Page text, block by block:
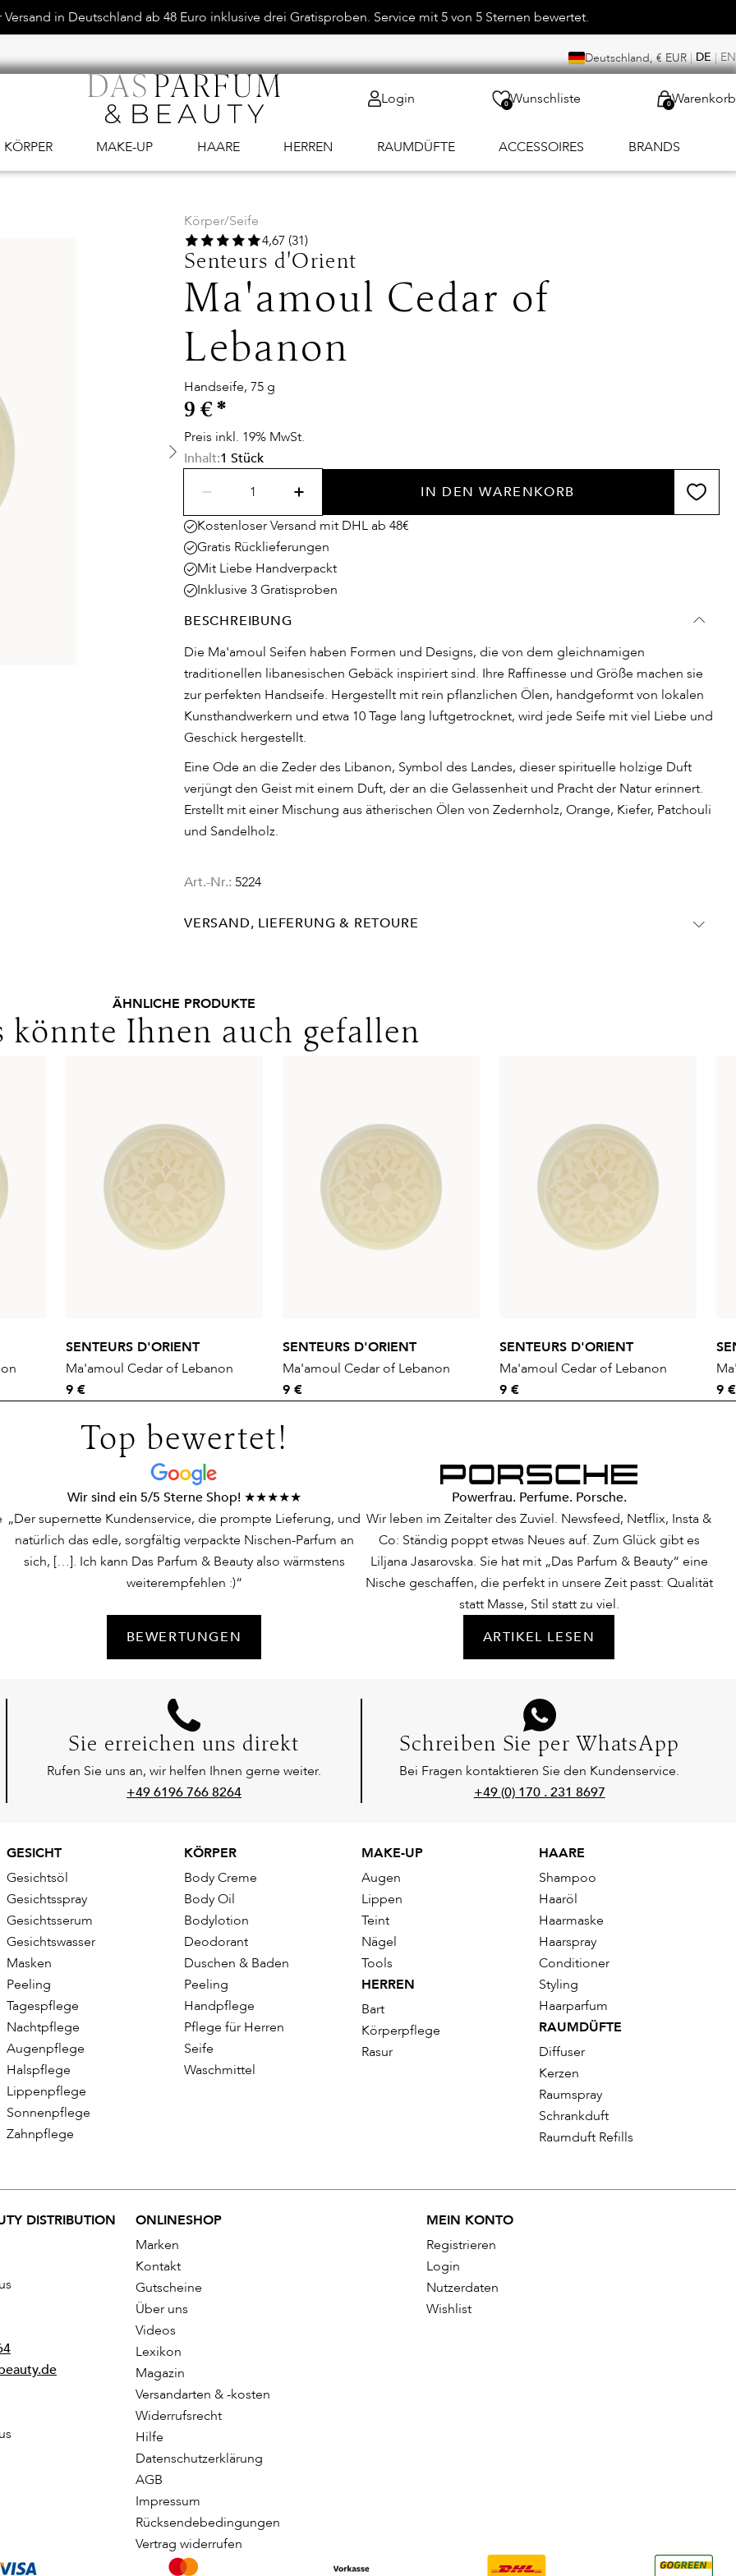
in Deutschland ab 48 Euro inklusive drei Gratisproben. Service mit 5 von 5 Sternen bewertet.
Deutschland, € EUR | DE | EN
Login 0Wunschliste 0Warenkorb
KÖRPER MAKE-UP HAARE HERREN RAUMDÜFTE ACCESSOIRES BRANDS
Körper/Seife
4,67 (31)
Senteurs d'Orient
Ma'amoul Cedar of
Lebanon
Handseife, 75 g
9 € *
Preis inkl. 19% MwSt.
Inhalt:1 Stück
IN DEN WARENKORB
Kostenloser Versand mit DHL ab 48€
Gratis Rücklieferungen
Mit Liebe Handverpackt
Inklusive 3 Gratisproben
BESCHREIBUNG
Die Ma'amoul Seifen haben Formen und Designs, die von dem gleichnamigen
traditionellen libanesischen Gebäck inspiriert sind. Ihre Raffinesse und Größe machen sie
zur perfekten Handseife. Hergestellt mit rein pflanzlichen Ölen, handgeformt von lokalen
Kunsthandwerkern und etwa 10 Tage lang luftgetrocknet, wird jede Seife mit viel Liebe und
Geschick hergestellt.
Eine Ode an die Zeder des Libanon, Symbol des Landes, dieser spirituelle holzige Duft
verjüngt den Geist mit einem Duft, der an die Gelassenheit und Pracht der Natur erinnert.
Erstellt mit einer Mischung aus ätherischen Ölen von Zedernholz, Orange, Kiefer, Patchouli
und Sandelholz.
Art.-Nr.: 5224
VERSAND, LIEFERUNG & RETOURE
Lieferzeit:2-4 Werktage
Kosten:Kostenlos ab 48€ Warenwert Kosten:
ÄHNLICHE PRODUKTE
könnte Ihnen auch gefallen
SENTEURS D'ORIENT
Ma'amoul Cedar of Lebanon
9 €
SENTEURS D'ORIENT
Ma'amoul Cedar of Lebanon
9 €
SENTEURS D'ORIENT
Ma'amoul Cedar of Lebanon
9 €
9 €
Top bewertet!
Wir sind ein 5/5 Sterne Shop! ★★★★★
„Der supernette Kundenservice, die prompte Lieferung, und
natürlich das edle, sorgfältig verpackte Nischen-Parfum an
sich, […]. Ich kann Das Parfum & Beauty also wärmstens
weiterempfehlen :)“
BEWERTUNGEN
Powerfrau. Perfume. Porsche.
Wir leben im Zeitalter des Zuviel. Newsfeed, Netflix, Insta &
Co: Ständig poppt etwas Neues auf. Zum Glück gibt es
Liljana Jasarovska. Sie hat mit „Das Parfum & Beauty“ eine
Nische geschaffen, die perfekt in unsere Zeit passt: Qualität
statt Masse, Stil statt zu viel.
ARTIKEL LESEN
Sie erreichen uns direkt
Rufen Sie uns an, wir helfen Ihnen gerne weiter.
+49 6196 766 8264
Schreiben Sie per WhatsApp
Bei Fragen kontaktieren Sie den Kundenservice.
+49 (0) 170 . 231 8697
GESICHT
Gesichtsöl
Gesichtsspray
Gesichtsserum
Gesichtswasser
Masken
Peeling
Tagespflege
Nachtpflege
Augenpflege
Halspflege
Lippenpflege
Sonnenpflege
Zahnpflege
KÖRPER
Body Creme
Body Oil
Bodylotion
Deodorant
Duschen & Baden
Peeling
Handpflege
Pflege für Herren
Seife
Waschmittel
MAKE-UP
Augen
Lippen
Teint
Nägel
Tools
HERREN
Bart
Körperpflege
Rasur
HAARE
Shampoo
Haaröl
Haarmaske
Haarspray
Conditioner
Styling
Haarparfum
RAUMDÜFTE
Diffuser
Kerzen
Raumspray
Schrankduft
Raumduft Refills
DISTRIBUTION
ONLINESHOP
Marken
Kontakt
Gutscheine
Über uns
Videos
Lexikon
Magazin
Versandarten & -kosten
Widerrufsrecht
Hilfe
Datenschutzerklärung
AGB
Impressum
Rücksendebedingungen
Vertrag widerrufen
MEIN KONTO
Registrieren
Login
Nutzerdaten
Wishlist